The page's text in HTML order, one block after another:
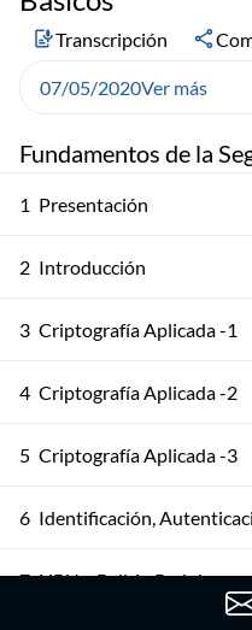
Fundamentos de la
1 Presentación
2 Introducción
3 Criptografía Aplicada -1
4 Criptografía Aplicada -2
5 Criptografía Aplicada -3
6 Identificación,
7 HRU y Bell-LaPadula
Transcripción
07/05/2020Ver más